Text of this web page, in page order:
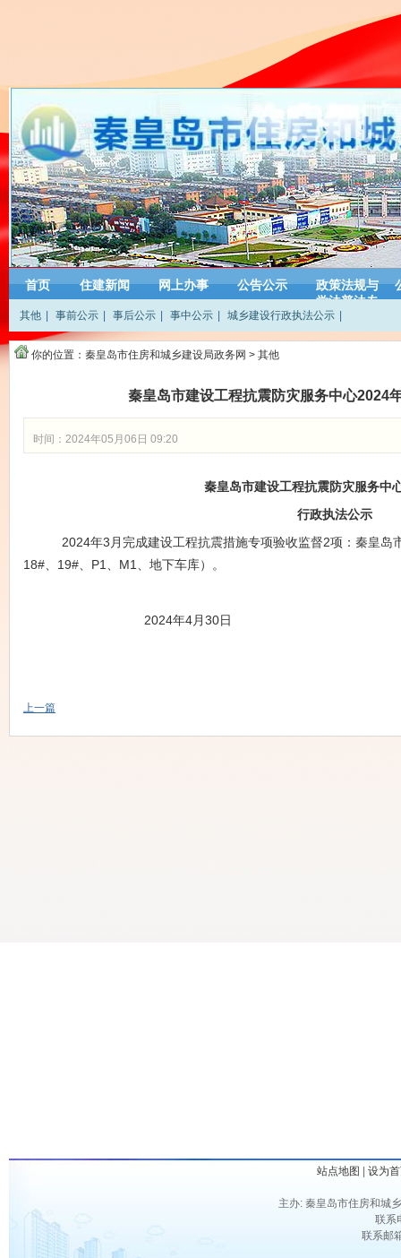
首页 住建新闻 网上办事 公告公示
政策法规与
学法普法专
栏
其他 事前公示 事后公示 事中公示 城乡建设行政执法公示
你的位置： 秦皇岛市住房和城乡建设局政务网 > 其他
秦皇岛市建设工程抗震防灾服务中心2024
时间：2024年05月06日 09:20
秦皇岛市建设工程抗震防灾服务中
行政执法公示
2024年3月完成建设工程抗震措施专项验收监督2项：秦皇岛
18#、19#、P1、M1、地下车库）
。
2024年4月30日
上一篇
站点地图 设为
主办: 秦皇岛市住房和城
联系
联系邮